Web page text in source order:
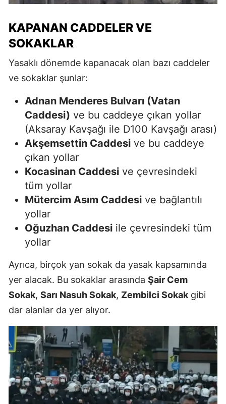
KAPANAN CADDELER VE
SOKAKLAR
Yasaklı dönemde kapanacak olan bazı caddeler
ve sokaklar şunlar:
Adnan Menderes Bulvarı (Vatan
Caddesi) ve bu caddeye çıkan yollar
(Aksaray Kavşağı ile D100 Kavşağı arası)
Akşemsettin Caddesi ve bu caddeye
çıkan yollar
Kocasinan Caddesi ve çevresindeki
tüm yollar
Mütercim Asım Caddesi ve bağlantılı
yollar
Oğuzhan Caddesi ile çevresindeki tüm
yollar
Ayrıca, birçok yan sokak da yasak kapsamında
yer alacak. Bu sokaklar arasında Şair Cem
Sokak, Sarı Nasuh Sokak, Zembilci Sokak gibi
dar alanlar da yer alıyor.